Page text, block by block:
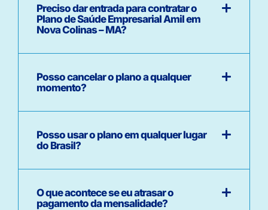
Preciso dar entrada para contratar o
Plano de Saúde Empresarial Amil em
Nova Colinas – MA?
Posso cancelar o plano a qualquer
momento?
Posso usar o plano em qualquer lugar
do Brasil?
O que acontece se eu atrasar o
pagamento da mensalidade?